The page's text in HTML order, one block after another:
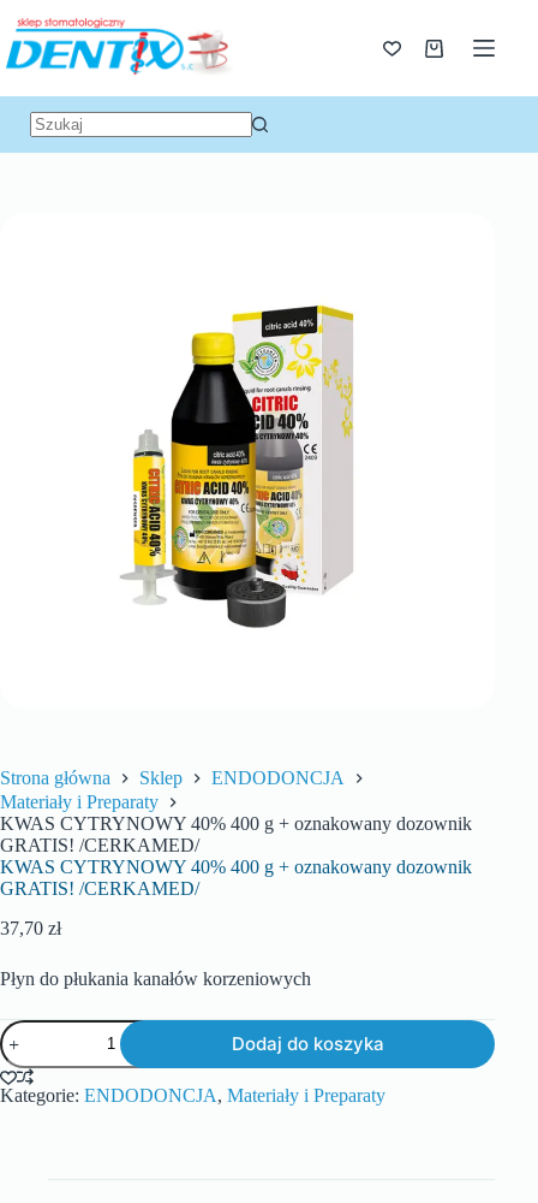
Strona główna Sklep
ENDODONCJA
Materiały i Preparaty
KWAS CYTRYNOWY 40% 400 g + oznakowany dozownik
GRATIS! /CERKAMED/
KWAS CYTRYNOWY 40% 400 g + oznakowany dozownik
GRATIS! /CERKAMED/
37,70 zł
Płyn do płukania kanałów korzeniowych
Dodaj do koszyka
Kategorie: ENDODONCJA, Materiały i Preparaty